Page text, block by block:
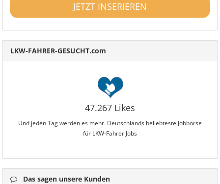
JETZT INSERIEREN
LKW-FAHRER-GESUCHT.com
47.267 Likes
Und jeden Tag werden es mehr. Deutschlands beliebteste Jobbörse
für LKW-Fahrer Jobs
Das sagen unsere Kunden